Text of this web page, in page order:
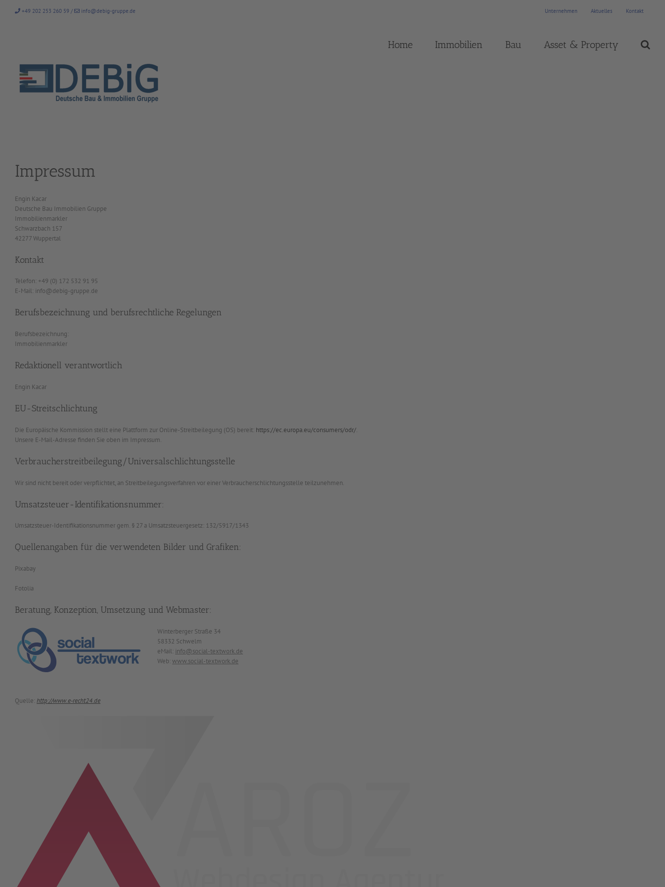
Inhalt
+49 202 253 260 59 / info@debig-gruppe.de Unternehmen Aktuelles Kontakt
Home Immobilien Bau Asset & Property
Impressum
Engin Kacar
Deutsche Bau Immobilien Gruppe
Immobilienmarkler
Schwarzbach 157
42277 Wuppertal
Kontakt
Telefon: +49 (0) 172 532 91 95
E-Mail: info@debig-gruppe.de
Berufsbezeichnung und berufsrechtliche Regelungen
Berufsbezeichnung:
Immobilienmarkler
Redaktionell verantwortlich
Engin Kacar
EU-Streitschlichtung
Die Europäische Kommission stellt eine Plattform zur Online-Streitbeilegung (OS) bereit: https://ec.europa.eu/consumers/odr/.
Unsere E-Mail-Adresse finden Sie oben im Impressum.
Verbraucher­streit­beilegung/Universal­schlichtungs­stelle
Wir sind nicht bereit oder verpflichtet, an Streitbeilegungsverfahren vor einer Verbraucherschlichtungsstelle teilzunehmen.
Umsatzsteuer-Identifikationsnummer:
Umsatzsteuer-Identifikationsnummer gem. § 27 a Umsatzsteuergesetz: 132/5917/1343
Quellenangaben für die verwendeten Bilder und Grafiken:
Pixabay
Fotolia
Beratung, Konzeption, Umsetzung und Webmaster:
Winterberger Straße 34
58332 Schwelm
eMail: info@social-textwork.de
Web: www.social-textwork.de
Quelle: http://www.e-recht24.de